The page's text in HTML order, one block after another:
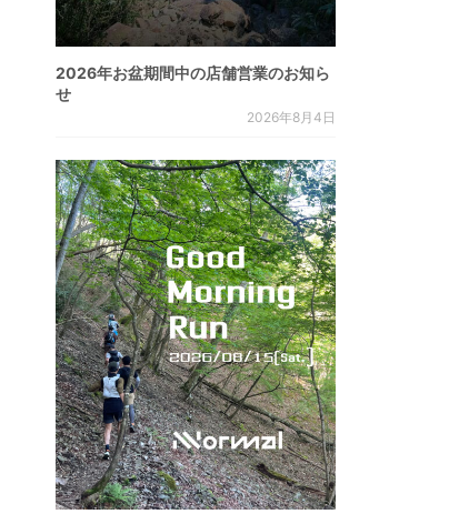
2026年お盆期間中の店舗営業のお知ら
せ
2026年8月4日